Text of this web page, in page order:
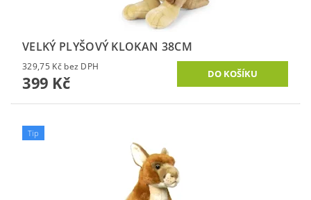
VELKÝ PLYŠOVÝ KLOKAN 38CM
329,75 Kč bez DPH
399 Kč
Tip